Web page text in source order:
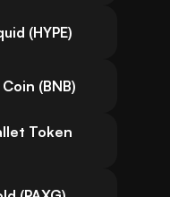
(HYPE)
(BNB)
Token